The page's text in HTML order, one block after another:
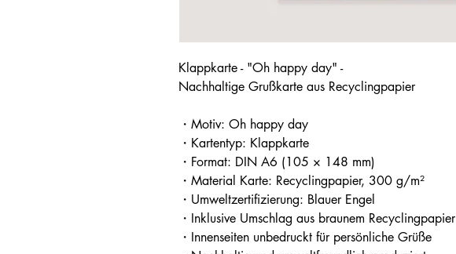
Klappkarte - "Oh happy day" -
Nachhaltige Grußkarte aus Recyclingpapier
・Motiv: Oh happy day
・Kartentyp: Klappkarte
・Format: DIN A6 (105 × 148 mm)
・Material Karte: Recyclingpapier, 300 g/m²
・Umweltzertifizierung: Blauer Engel
・Inklusive Umschlag aus braunem Recyclingpapier
・Innenseiten unbedruckt für persönliche Grüße